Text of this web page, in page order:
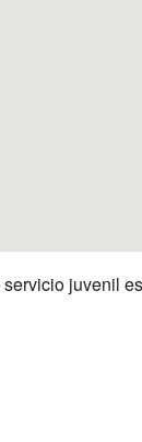
juvenil